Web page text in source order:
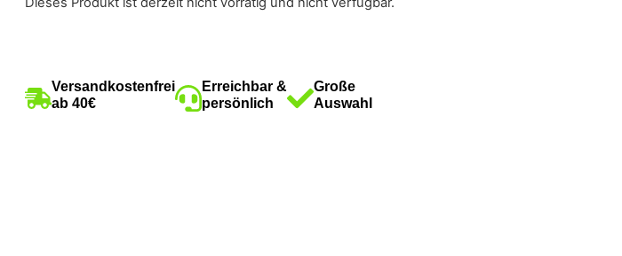
Versandkostenfrei
ab 40€
Erreichbar &
persönlich
Große
Auswahl